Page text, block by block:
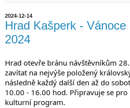
2024-12-14
Hrad Kašperk -
2024
Hrad otevře bránu návštěvníkům
zavítat na nejvýše položený
následně každý další den až do
10.00 - 16.00 hod. Připravuje se
kulturní program.